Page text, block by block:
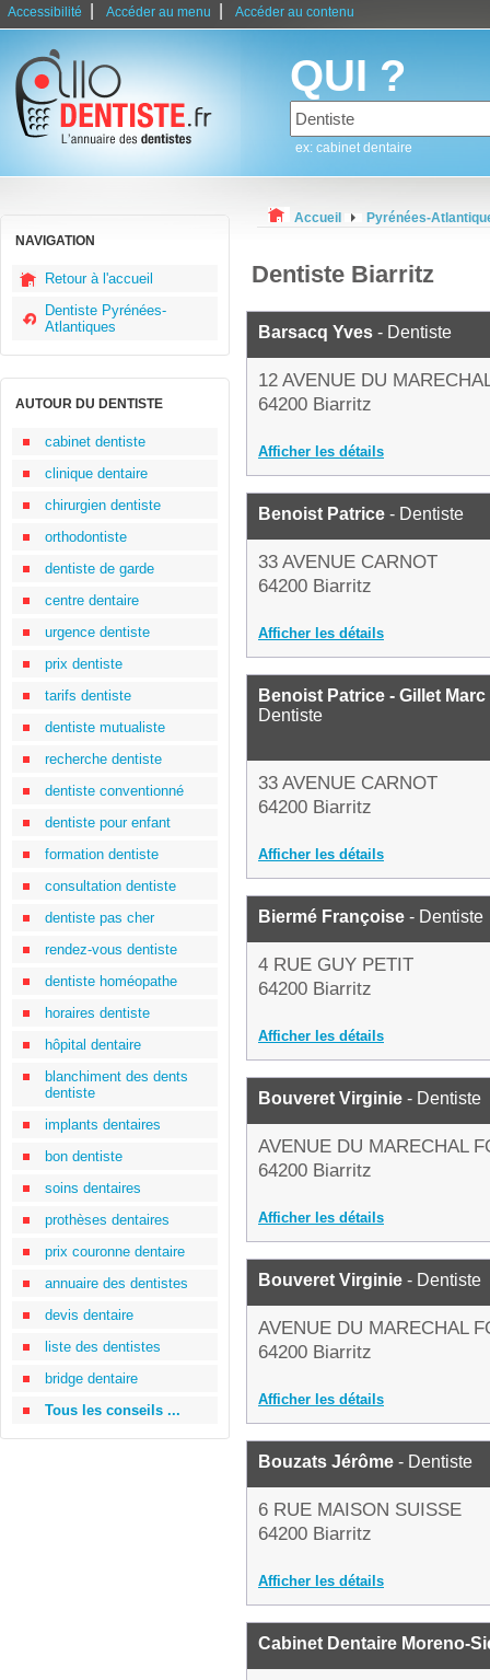
Accessibilité Accéder au menu Accéder au contenu
QUI ?
ex: cabinet dentaire
NAVIGATION
Retour à l'accueil
Dentiste Pyrénées-
Atlantiques
AUTOUR DU DENTISTE
cabinet dentiste
clinique dentaire
chirurgien dentiste
orthodontiste
dentiste de garde
centre dentaire
urgence dentiste
prix dentiste
tarifs dentiste
dentiste mutualiste
recherche dentiste
dentiste conventionné
dentiste pour enfant
formation dentiste
consultation dentiste
dentiste pas cher
rendez-vous dentiste
dentiste homéopathe
horaires dentiste
hôpital dentaire
blanchiment des dents
dentiste
implants dentaires
bon dentiste
soins dentaires
prothèses dentaires
prix couronne dentaire
annuaire des dentistes
devis dentaire
liste des dentistes
bridge dentaire
Tous les conseils ...
Accueil Pyrénées-
Dentiste Biarritz
Barsacq Yves - Dentiste
12 AVENUE DU
64200 Biarritz
Afficher les détails
Benoist Patrice - Dentiste
33 AVENUE CARNOT
64200 Biarritz
Afficher les détails
Benoist Patrice - Gillet
Dentiste
33 AVENUE CARNOT
64200 Biarritz
Afficher les détails
Biermé Françoise - Dentiste
4 RUE GUY PETIT
64200 Biarritz
Afficher les détails
Bouveret Virginie - Dentiste
AVENUE DU MARECHAL
64200 Biarritz
Afficher les détails
Bouveret Virginie - Dentiste
AVENUE DU MARECHAL
64200 Biarritz
Afficher les détails
Bouzats Jérôme - Dentiste
6 RUE MAISON SUISSE
64200 Biarritz
Afficher les détails
Cabinet Dentaire Moreno-